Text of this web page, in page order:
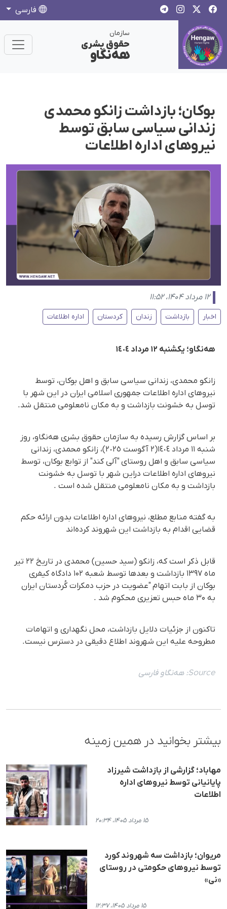
فارسی
سازمان
حقوق بشری
هەنگاو
بوکان؛ بازداشت زانکو محمدی
زندانی سیاسی سابق توسط
نیروهای اداره اطلاعات
۱۲ مرداد ۱۴۰۴، ۱۱:۵۲
اخبار بازداشت زندان کردستان اداره اطلاعات
هەنگاو؛ یکشنبە ١٢ مرداد ١٤٠٤
زانکو محمدی، زندانی سیاسی سابق و اهل بوکان، توسط
نیروهای اداره اطلاعات جمهوری اسلامی ایران در این شهر با
توسل بە خشونت بازداشت و به مکان نامعلومی منتقل شد.
بر اساس گزارش رسیده به سازمان حقوق بشری هه‌نگاو، روز
شنبە ١١ مرداد ١٤٠٤(٢ آگوست ٢٠٢٥)، زانکو محمدی، زندانی
سیاسی سابق و اهل روستای "آلی کند" از توابع بوکان، توسط
نیروهای اداره اطلاعات دراین شهر با توسل بە خشونت
بازداشت و به مکان نامعلومی منتقل شدە است .
بە گفتە منابع مطلع، نیروهای اداره اطلاعات بدون ارائه حکم
قضایی اقدام به بازداشت این شهروند کرده‌اند
قابل ذکر است که، زانکو (سید حسین) محمدی در تاریخ ۲۲ تیر
ماه ۱۳۹۷ بازداشت و بعدها توسط شعبه ۱۰۲ دادگاه کیفری
بوکان از بابت اتهام "عضویت در حزب دمکرات کُردستان ایران
به ۳۰ ماه حبس تعزیری محکوم شد .
تاکنون از جزئیات دلایل بازداشت، محل نگهداری و اتهامات
مطروحه علیه این شهروند اطلاع دقیقی در دسترس نیست.
Source: هەنگاو فارسی
بیشتر بخوانید در همین زمینه
مهاباد؛ گزارشی از بازداشت شیرزاد
پایانیانی توسط نیروهای اداره
اطلاعات
۱۵ مرداد ۱۴۰۵، ۲۰:۳۴
مریوان؛ بازداشت سه شهروند کورد
توسط نیروهای حکومتی در روستای
«نی»
۱۵ مرداد ۱۴۰۵، ۱۲:۳۷